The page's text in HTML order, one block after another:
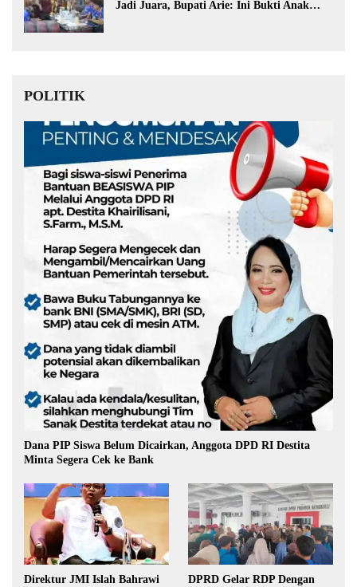
Jadi Juara, Bupati Arie: Ini Bukti Anak
POLITIK
Dana PIP Siswa Belum Dicairkan, Anggota DPD RI Destita
Minta Segera Cek ke Bank
Direktur JMI Islah Bahrawi
DPRD Gelar RDP Dengan